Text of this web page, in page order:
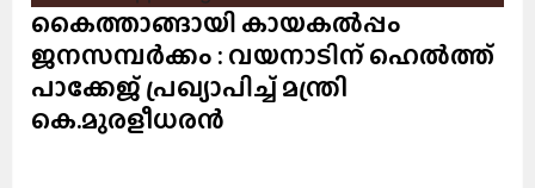
കൈത്താങ്ങായി കായകൽപ്പം
ജനസമ്പർക്കം : വയനാടിന് ഹെൽത്ത്
പാക്കേജ് പ്രഖ്യാപിച്ച് മന്ത്രി
കെ.മുരളീധരൻ